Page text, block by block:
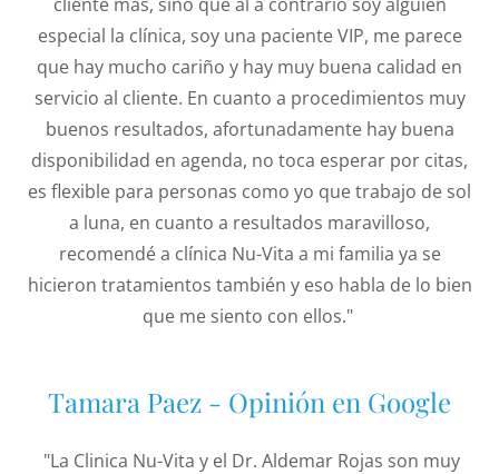
especial la clínica, soy una paciente VIP, me parece
que hay mucho cariño y hay muy buena calidad en
servicio al cliente. En cuanto a procedimientos muy
buenos resultados, afortunadamente hay buena
disponibilidad en agenda, no toca esperar por citas,
es flexible para personas como yo que trabajo de sol
a luna, en cuanto a resultados maravilloso,
recomendé a clínica Nu-Vita a mi familia ya se
hicieron tratamientos también y eso habla de lo bien
que me siento con ellos."
Tamara Paez - Opinión en Google
"La Clinica Nu-Vita y el Dr. Aldemar Rojas son muy